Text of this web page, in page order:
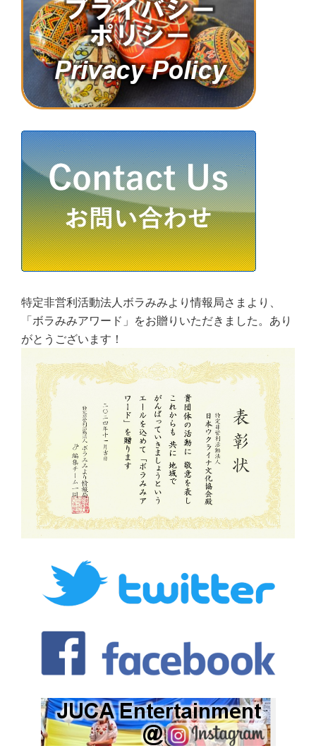
特定非営利活動法人ボラみみより情報局さまより、
「ボラみみアワード」をお贈りいただきました。あり
がとうございます！